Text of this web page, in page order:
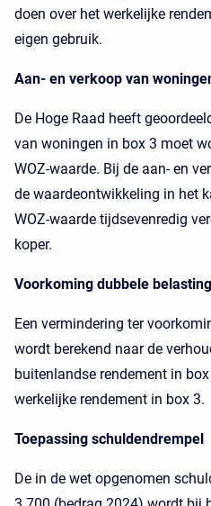
doen over het werkelijke
eigen gebruik.
Aan- en verkoop van
De Hoge Raad heeft
van woningen in box 3 moet
WOZ-waarde. Bij de aan- en
de waardeontwikkeling in het
WOZ-waarde tijdsevenredig
koper.
Voorkoming dubbele belasting
Een vermindering ter
wordt berekend naar de
buitenlandse rendement in
werkelijke rendement in box 3.
Toepassing schuldendrempel
De in de wet opgenomen